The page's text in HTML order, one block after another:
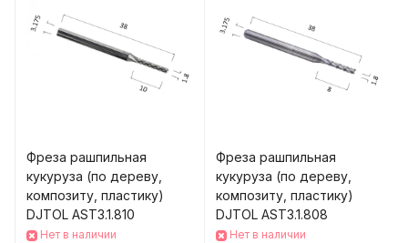
Фреза рашпильная
кукуруза (по дереву,
композиту, пластику)
DJTOL AST3.1.810
Нет в наличии
Фреза рашпильная
кукуруза (по дереву,
композиту, пластику)
DJTOL AST3.1.808
Нет в наличии